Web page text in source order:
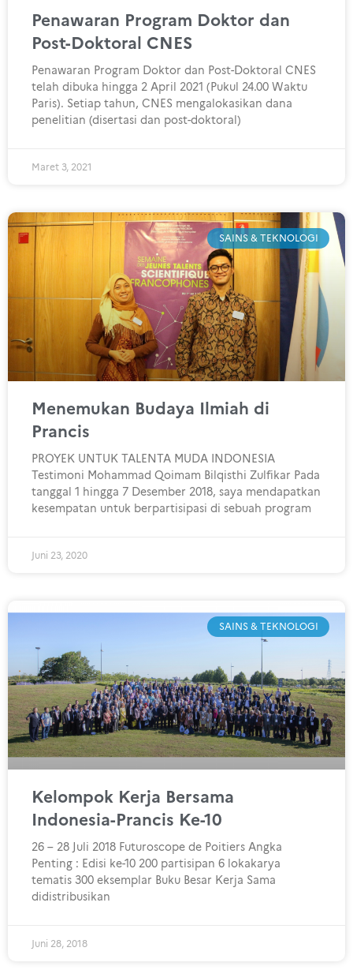
Penawaran Program Doktor dan
Post-Doktoral CNES
Penawaran Program Doktor dan Post-Doktoral CNES
telah dibuka hingga 2 April 2021 (Pukul 24.00 Waktu
Paris). Setiap tahun, CNES mengalokasikan dana
penelitian (disertasi dan post-doktoral)
Maret 3, 2021
SAINS & TEKNOLOGI
Menemukan Budaya Ilmiah di
Prancis
PROYEK UNTUK TALENTA MUDA INDONESIA
Testimoni Mohammad Qoimam Bilqisthi Zulfikar Pada
tanggal 1 hingga 7 Desember 2018, saya mendapatkan
kesempatan untuk berpartisipasi di sebuah program
Juni 23, 2020
SAINS & TEKNOLOGI
Kelompok Kerja Bersama
Indonesia-Prancis Ke-10
26 – 28 Juli 2018 Futuroscope de Poitiers Angka
Penting : Edisi ke-10 200 partisipan 6 lokakarya
tematis 300 eksemplar Buku Besar Kerja Sama
didistribusikan
Juni 28, 2018